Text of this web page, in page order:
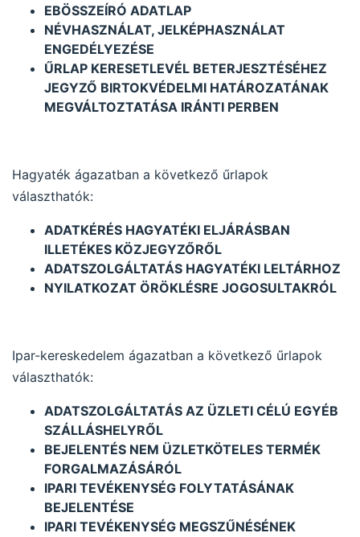
EBÖSSZEÍRÓ ADATLAP
NÉVHASZNÁLAT, JELKÉPHASZNÁLAT
ENGEDÉLYEZÉSE
ŰRLAP KERESETLEVÉL BETERJESZTÉSÉHEZ
JEGYZŐ BIRTOKVÉDELMI HATÁROZATÁNAK
MEGVÁLTOZTATÁSA IRÁNTI PERBEN
Hagyaték ágazatban a következő űrlapok
választhatók:
ADATKÉRÉS HAGYATÉKI ELJÁRÁSBAN
ILLETÉKES KÖZJEGYZŐRŐL
ADATSZOLGÁLTATÁS HAGYATÉKI LELTÁRHOZ
NYILATKOZAT ÖRÖKLÉSRE JOGOSULTAKRÓL
Ipar-kereskedelem ágazatban a következő űrlapok
választhatók:
ADATSZOLGÁLTATÁS AZ ÜZLETI CÉLÚ EGYÉB
SZÁLLÁSHELYRŐL
BEJELENTÉS NEM ÜZLETKÖTELES TERMÉK
FORGALMAZÁSÁRÓL
IPARI TEVÉKENYSÉG FOLYTATÁSÁNAK
BEJELENTÉSE
IPARI TEVÉKENYSÉG MEGSZŰNÉSÉNEK